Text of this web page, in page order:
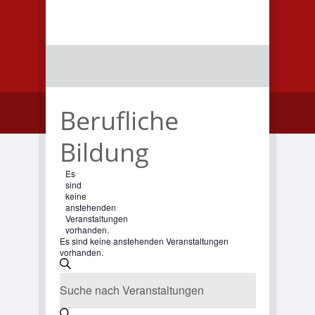
Berufliche
Bildung
Es
sind
keine
anstehenden
Veranstaltungen
vorhanden.
Es sind keine anstehenden Veranstaltungen
vorhanden.
Veranstaltungen
Suche
Schlüsselwort